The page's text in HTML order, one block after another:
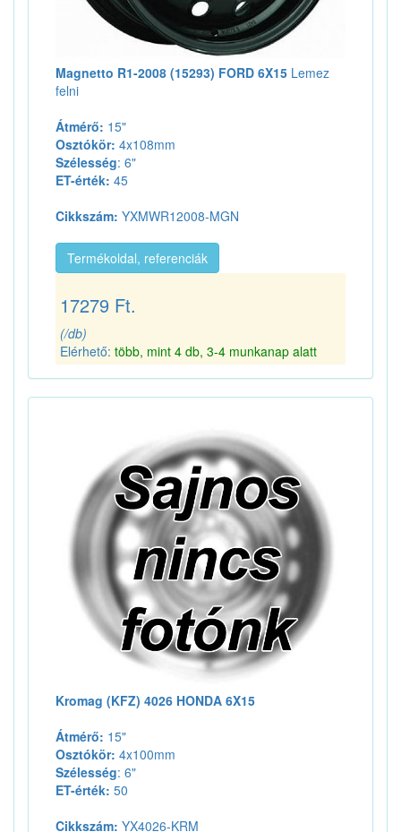
Magnetto R1-2008 (15293) FORD 6X15 Lemez
felni
Átmérő: 15"
Osztókör: 4x108mm
Szélesség: 6"
ET-érték: 45
Cikkszám: YXMWR12008-MGN
Termékoldal, referenciák
17279 Ft.
(/db)
Elérhető: több, mint 4 db, 3-4 munkanap alatt
Kromag (KFZ) 4026 HONDA 6X15
Átmérő: 15"
Osztókör: 4x100mm
Szélesség: 6"
ET-érték: 50
Cikkszám: YX4026-KRM